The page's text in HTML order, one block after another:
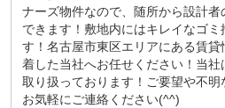
ナーズ物件なので、随所から設計
できます！敷地内にはキレイなゴミ
す！名古屋市東区エリアにある賃
着した当社へお任せください！当
取り扱っております！ご要望や不明
お気軽にご連絡ください(^^)